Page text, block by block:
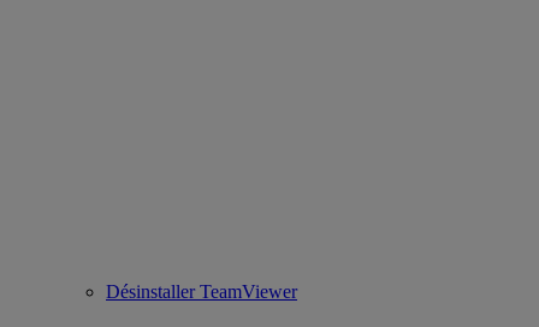
Désinstaller TeamViewer